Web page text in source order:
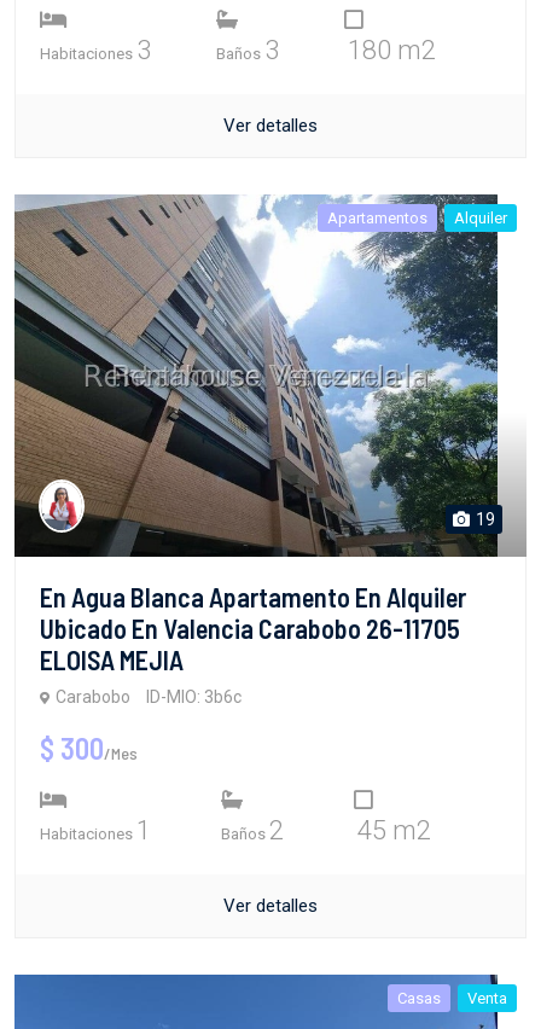
Habitaciones 3 Baños 3 180 m2
Ver detalles
Apartamentos Alquiler
19
En Agua Blanca Apartamento En Alquiler
Ubicado En Valencia Carabobo 26-11705
ELOISA MEJIA
Carabobo ID-MIO: 3b6c
$ 300/Mes
Habitaciones 1 Baños 2 45 m2
Ver detalles
Casas Venta